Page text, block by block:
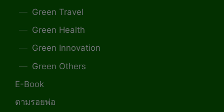
Green Travel
Green Health
Green Innovation
Green Others
E-Book
ตามรอยพ่อ